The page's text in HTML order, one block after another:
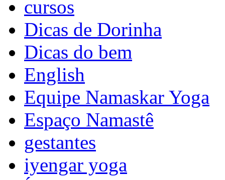
cursos
Dicas de Dorinha
Dicas do bem
English
Equipe Namaskar Yoga
Espaço Namastê
gestantes
iyengar yoga